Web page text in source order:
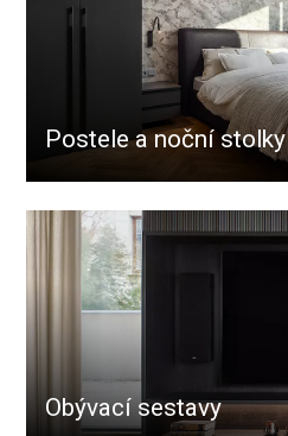
Postele a noční stolky
Obývací sestavy